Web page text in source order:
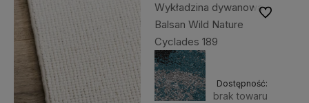
Wykładzina dywanowa
Balsan Wild Nature
Cyclades 189
Dostępność:
brak towaru
Do